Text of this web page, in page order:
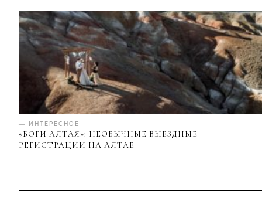
— ИНТЕРЕСНОЕ
«БОГИ АЛТАЯ»: НЕОБЫЧНЫЕ ВЫЕЗДНЫЕ
РЕГИСТРАЦИИ НА АЛТАЕ